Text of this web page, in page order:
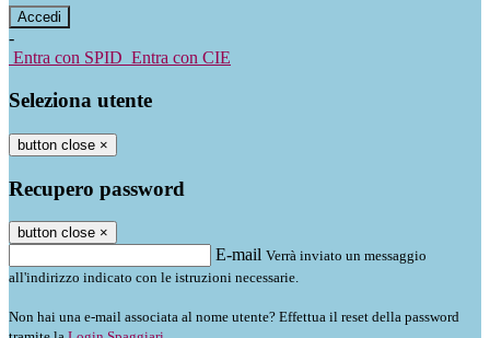
-
Entra con SPID Entra con CIE
Seleziona utente
button close ×
Recupero password
button close ×
E-mail Verrà inviato un messaggio
all'indirizzo indicato con le istruzioni necessarie.
Non hai una e-mail associata al nome utente? Effettua il reset della password